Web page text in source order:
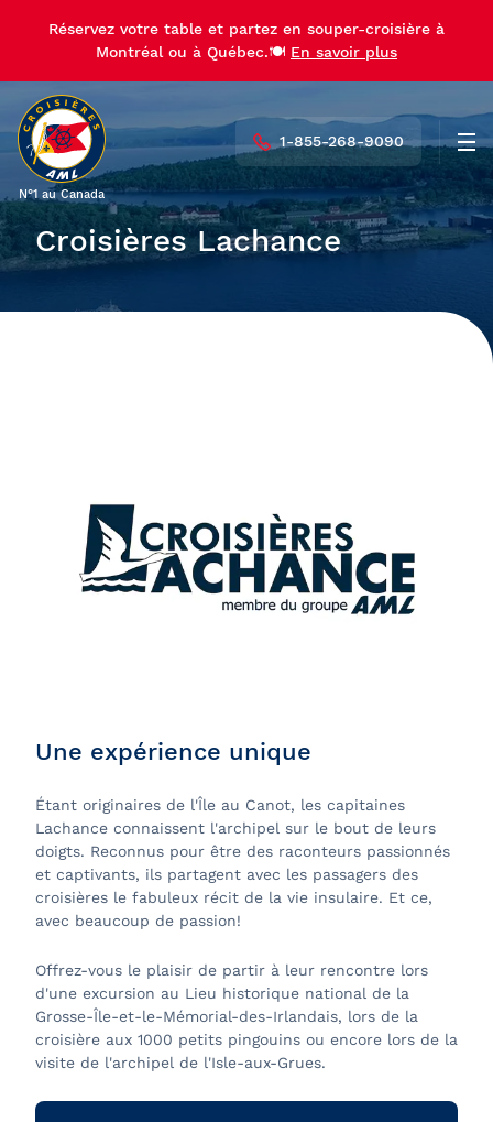
Réservez votre table et partez en souper-croisière à
Montréal ou à Québec.🍽️ En savoir plus
N°1 au Canada
1-855-268-9090
Croisières Lachance
Une expérience unique
Étant originaires de l'Île au Canot, les capitaines
Lachance connaissent l'archipel sur le bout de leurs
doigts. Reconnus pour être des raconteurs passionnés
et captivants, ils partagent avec les passagers des
croisières le fabuleux récit de la vie insulaire. Et ce,
avec beaucoup de passion!
Offrez-vous le plaisir de partir à leur rencontre lors
d'une excursion au Lieu historique national de la
Grosse-Île-et-le-Mémorial-des-Irlandais, lors de la
croisière aux 1000 petits pingouins ou encore lors de la
visite de l'archipel de l'Isle-aux-Grues.